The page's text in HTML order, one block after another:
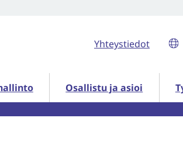
Yhteystiedot
alasivut Osallistu ja asioi
Osallistu ja asioi alasivut